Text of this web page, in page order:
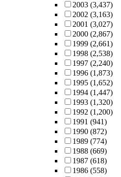
2003 (3,437)
2002 (3,163)
2001 (3,027)
2000 (2,867)
1999 (2,661)
1998 (2,538)
1997 (2,240)
1996 (1,873)
1995 (1,652)
1994 (1,447)
1993 (1,320)
1992 (1,200)
1991 (941)
1990 (872)
1989 (774)
1988 (669)
1987 (618)
1986 (558)